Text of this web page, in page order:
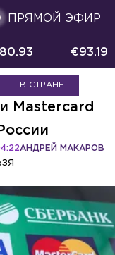
ПРЯМОЙ ЭФИР
80.93 €93.19
В СТРАНЕ
Mastercard
АНДРЕЙ МАКАРОВ